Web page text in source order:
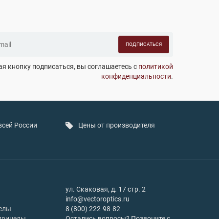
ПОДПИСАТЬСЯ
кнопку подписаться, вы соглашаетесь с политикой
конфиденциальности.
России Цены от производителя
ул. Скаковая, д. 17 стр. 2
info@vectoroptics.ru
8 (800) 222-98-82